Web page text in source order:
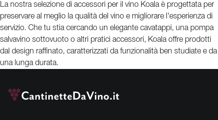
La nostra selezione di accessori per il vino Koala è progettata per
preservare al meglio la qualità del vino e migliorare l'esperienza di
servizio. Che tu stia cercando un elegante cavatappi, una pompa
salvavino sottovuoto o altri pratici accessori, Koala offre prodotti
dal design raffinato, caratterizzati da funzionalità ben studiate e da
una lunga durata.